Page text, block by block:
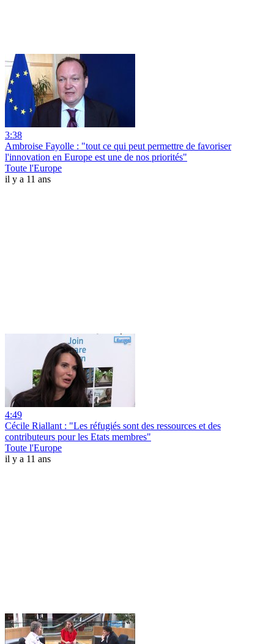
3:38
Ambroise Fayolle : "tout ce qui peut permettre de favoriser
l'innovation en Europe est une de nos priorités"
Toute l'Europe
il y a 11 ans
4:49
Cécile Riallant : "Les réfugiés sont des ressources et des
contributeurs pour les Etats membres"
Toute l'Europe
il y a 11 ans